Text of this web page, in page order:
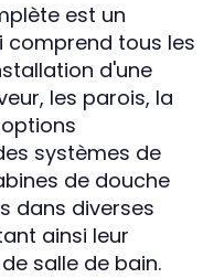
est un
comprend tous les
d'une
les parois, la
systèmes de
de douche
dans diverses
ainsi leur
salle de bain.